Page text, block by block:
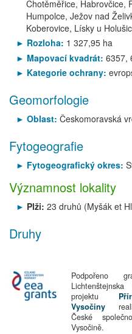
Chotěměřice, Habrovčice,
Humpolce, Ježov nad
Koberovice, Lísky u
Rozloha: 1 327,95 ha
Mapovací kvadrát: 6357,
Kategorie ochrany:
Geomorfologie
Oblast: Českomoravská
Fytogeografie
Fytogeografický okres:
Významnost lokality
Plži: 23 druhů (Myšák et
Druhy
Podpořeno
projektu
Vysočiny
České
Vysočině.